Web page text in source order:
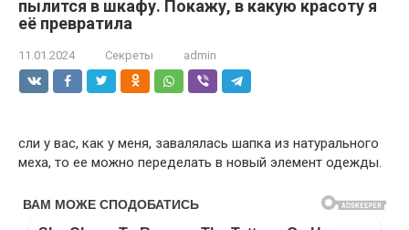
пылится в шкафу. Покажу, в какую красоту я
её превратила
11.01.2024 Секреты admin
сли у вас, как у меня, завалялась шапка из натурального
меха, то ее можно переделать в новый элемент одежды.